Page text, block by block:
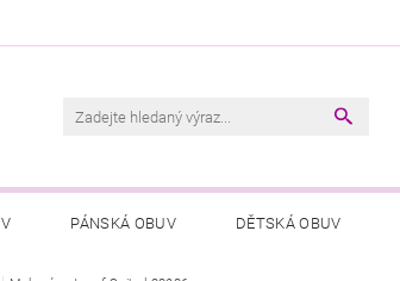
PÁNSKÁ OBUV DĚTSKÁ OBUV